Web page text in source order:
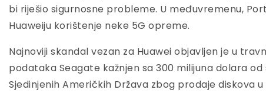
bi riješio sigurnosne probleme. U međuvremenu,
Huaweiju korištenje neke 5G opreme.
Najnoviji skandal vezan za Huawei objavljen je u
podataka Seagate kažnjen sa 300 milijuna dolara
Sjedinjenih Američkih Država zbog prodaje diskova